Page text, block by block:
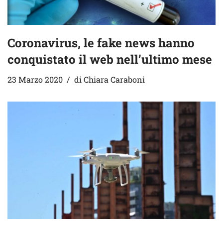
Coronavirus, le fake news hanno
conquistato il web nell’ultimo mese
23 Marzo 2020 diChiara Caraboni